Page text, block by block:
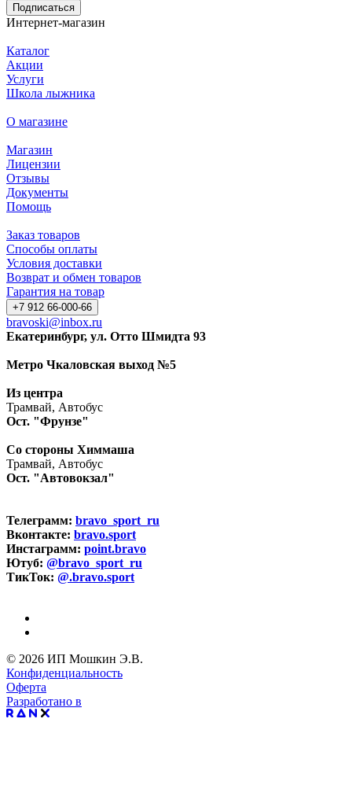
Подписаться
Интернет-магазин
Каталог
Акции
Услуги
Школа лыжника
О магазине
Магазин
Лицензии
Отзывы
Документы
Помощь
Заказ товаров
Способы оплаты
Условия доставки
Возврат и обмен товаров
Гарантия на товар
+7 912 66-000-66
bravoski@inbox.ru
Екатеринбург, ул. Отто Шмидта 93
Метро Чкаловская выход №5
Из центра
Трамвай, Автобус
Ост. "Фрунзе"
Со стороны Химмаша
Трамвай, Автобус
Ост. "Автовокзал"
Телеграмм: bravo_sport_ru
Вконтакте: bravo.sport
Инстаграмм: point.bravo
Ютуб: @bravo_sport_ru
ТикТок: @.bravo.sport
© 2026 ИП Мошкин Э.В.
Конфиденциальность
Оферта
Разработано в